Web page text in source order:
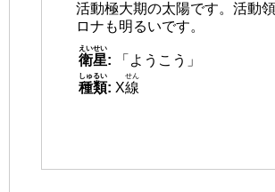
活動極大期の太陽です。活動
ロナも明るいです。
衛星
えいせい
:
「ようこう」
種類
しゅるい
: X線
せん